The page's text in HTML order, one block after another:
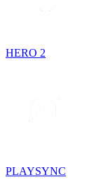
HERO 2
PLAYSYNC